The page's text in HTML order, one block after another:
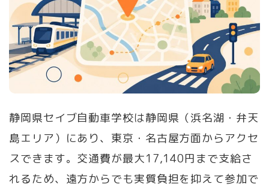
静岡県セイブ自動車学校は静岡県（浜名湖・弁天
島エリア）にあり、東京・名古屋方面からアクセ
スできます。交通費が最大17,140円まで支給さ
れるため、遠方からでも実質負担を抑えて参加で